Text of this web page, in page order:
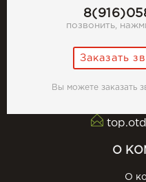
позвонить,
Заказать
Вы можете заказать
О
О